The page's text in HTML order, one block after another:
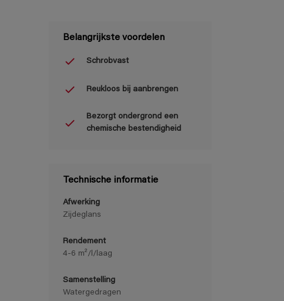
Belangrijkste voordelen
Schrobvast
Reukloos bij aanbrengen
Bezorgt ondergrond een
chemische bestendigheid
Technische informatie
Afwerking
Zijdeglans
Rendement
4-6 m²/l/laag
Samenstelling
Watergedragen